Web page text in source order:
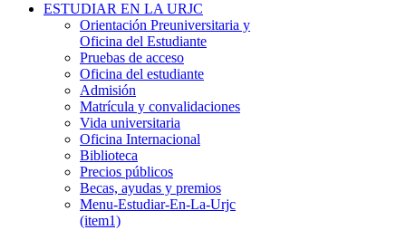
ESTUDIAR EN LA URJC
Orientación Preuniversitaria y
Oficina del Estudiante
Pruebas de acceso
Oficina del estudiante
Admisión
Matrícula y convalidaciones
Vida universitaria
Oficina Internacional
Biblioteca
Precios públicos
Becas, ayudas y premios
Menu-Estudiar-En-La-Urjc
(item1)